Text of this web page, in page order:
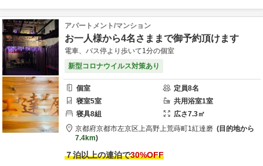
アパートメント/マンション
お一人様から4名さままで御予約頂けます
電車、バス停より歩いて1分の個室
新型コロナウイルス対策あり
個室 定員8名
寝室5室 共用浴室1室
寝具8組 広さ7.3㎡
京都府京都市左京区上高野上荒蒔町1紅達磨
目的地から
7.4km
７泊以上の連泊で30%OFF